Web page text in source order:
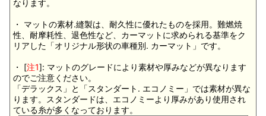
なります。
・ マットの素材.縫製は、耐久性に優れたものを採用。難燃焼
性、耐摩耗性、退色性など、カーマットに求められる基準をク
リアした「オリジナル形状の車種別. カーマット」です。
・ [注1]: マットのグレードにより素材や厚みなどが異なります
のでご注意ください。
「デラックス」と「スタンダート. エコノミー」では素材が異な
ります。スタンダードは、エコノミーより厚みがあり使用され
ている糸が多くなっております。